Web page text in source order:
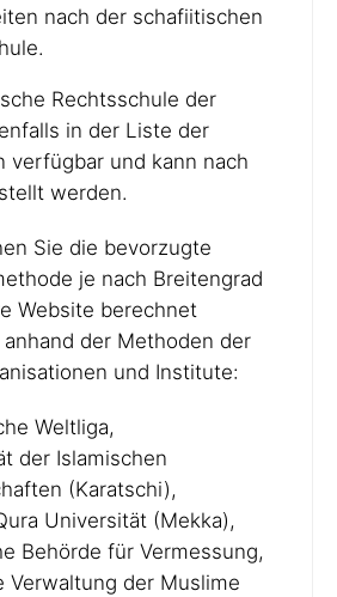
nach der schafiitischen
Rechtsschule der
in der Liste der
verfügbar und kann nach
werden.
Sie die bevorzugte
je nach Breitengrad
Website berechnet
anhand der Methoden der
und Institute:
Weltliga,
der Islamischen
(Karatschi),
Universität (Mekka),
Behörde für Vermessung,
Verwaltung der Muslime